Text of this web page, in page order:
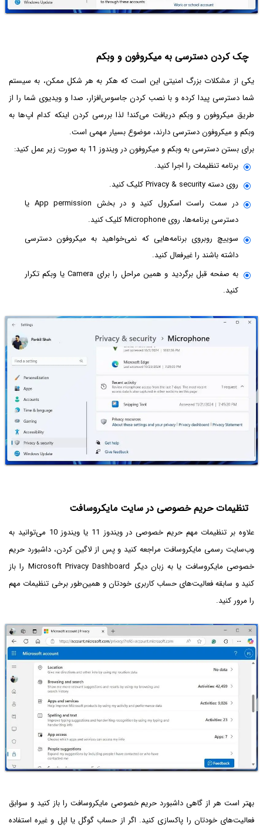
چک کردن دسترسی به میکروفون و وبکم
یکی از مشکلات بزرگ امنیتی این است که هکر به هر شکل ممکن، به سیستم
شما دسترسی پیدا کرده و با نصب کردن جاسوس‌افزار، صدا و ویدیوی شما را از
طریق میکروفون و وبکم دریافت می‌کند! لذا بررسی کردن اینکه کدام اپ‌ها به
وبکم و میکروفون دسترسی دارند، موضوع بسیار مهمی است.
برای بستن دسترسی به وبکم و میکروفون در ویندوز 11 به صورت زیر عمل کنید:
برنامه تنظیمات را اجرا کنید.
روی دسته Privacy & security کلیک کنید.
در سمت راست اسکرول کنید و در بخش App permission یا
دسترسی برنامه‌ها، روی Microphone کلیک کنید.
سوییچ روبروی برنامه‌هایی که نمی‌خواهید به میکروفون دسترسی
داشته باشند را غیرفعال کنید.
به صفحه قبل برگردید و همین مراحل را برای Camera یا وبکم تکرار
کنید.
تنظیمات حریم خصوصی در سایت مایکروسافت
علاوه بر تنظیمات مهم حریم خصوصی در ویندوز 11 یا ویندوز 10 می‌توانید به
وب‌سایت رسمی مایکروسافت مراجعه کنید و پس از لاگین کردن، داشبورد حریم
خصوصی مایکروسافت یا به زبان دیگر Microsoft Privacy Dashboard را باز
کنید و سابقه فعالیت‌های حساب کاربری خودتان و همین‌طور برخی تنظیمات مهم
را مرور کنید.
بهتر است هر از گاهی داشبورد حریم خصوصی مایکروسافت را باز کنید و سوابق
فعالیت‌های خودتان را پاکسازی کنید. اگر از حساب گوگل یا اپل و غیره استفاده